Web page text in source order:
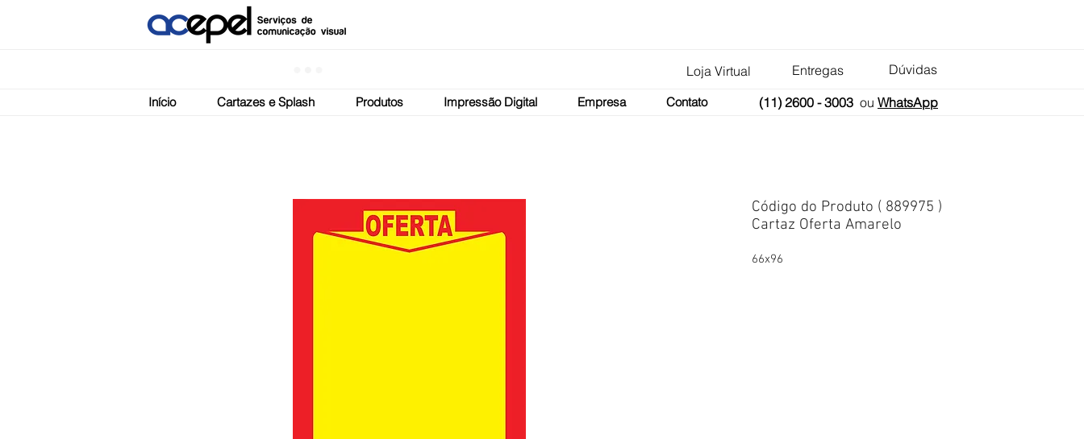
Loja Virtual Entregas Dúvidas
Código do Produto ( 889975 )
Cartaz Oferta Amarelo
66x96
(11) 2600 - 3003 ou WhatsApp
Início Cartazes e Splash Produtos Impressão Digital Empresa Contato